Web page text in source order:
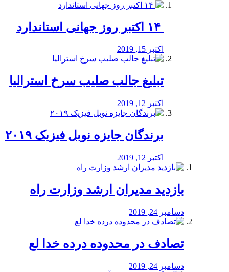
اکتبر 15, 2019
تبلیغ جالب صلیب سرخ استرالیا
اکتبر 12, 2019
برندگان جایزه نوبل فیزیک ۲۰۱۹
اکتبر 12, 2019
بازدید مدیران ارشد وزارت راه
دسامبر 24, 2019
تصادف در محدوده درده خدا لع
دسامبر 24, 2019